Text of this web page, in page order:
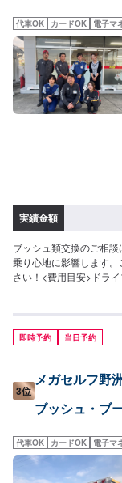
代車OK カードOK 電子マ
実績金額
ブッシュ類交換のご相談
乗り心地に影響します
さい！<費用目安>ドラ
側）～
即時予約 当日予約
3位
メガセルフ野
ブッシュ・ブ
代車OK カードOK 電子マ